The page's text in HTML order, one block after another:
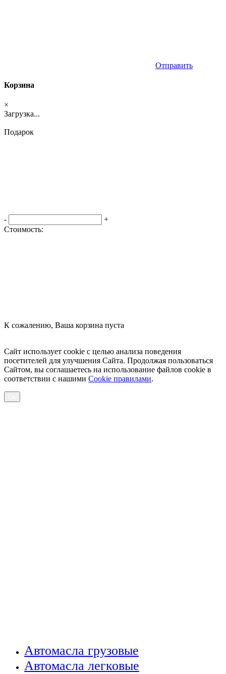
Отправить
Корзина
×
Загрузка...
Подарок
-
+
Стоимость:
К сожалению, Ваша корзина пуста
Сайт использует cookie с целью анализа поведения
посетителей для улучшения Сайта. Продолжая пользоваться
Сайтом, вы соглашаетесь на использование файлов cookie в
соответствии с нашими Cookiе правилами.
Автомасла грузовые
Автомасла легковые